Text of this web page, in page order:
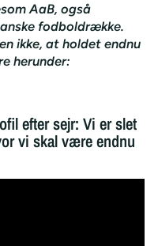
AaB, også
fodboldrække.
ikke, at holdet endnu
herunder:
efter sejr: Vi er slet
vi skal være endnu